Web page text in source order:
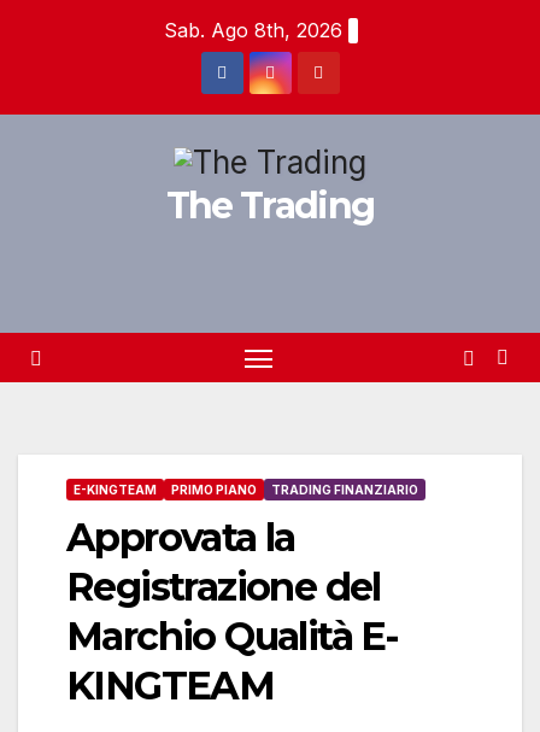
Sab. Ago 8th, 2026
The Trading
E-KINGTEAM PRIMO PIANO TRADING FINANZIARIO
Approvata la
Registrazione del
Marchio Qualità E-
KINGTEAM